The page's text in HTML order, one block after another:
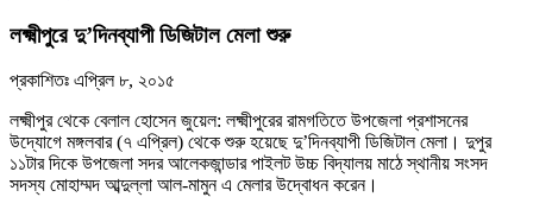
লক্ষ্মীপুরে দু’দিনব্যাপী ডিজিটাল মেলা শুরু
প্রকাশিতঃ এপ্রিল ৮, ২০১৫
লক্ষ্মীপুর থেকে বেলাল হোসেন জুয়েল: লক্ষ্মীপুরের রামগতিতে উপজেলা প্রশাসনের
উদ্যোগে মঙ্গলবার (৭ এপ্রিল) থেকে শুরু হয়েছে দু’দিনব্যাপী ডিজিটাল মেলা। দুপুর
১১টার দিকে উপজেলা সদর আলেকজান্ডার পাইলট উচ্চ বিদ্যালয় মাঠে স্থানীয় সংসদ
সদস্য মোহাম্মদ আব্দুল্লা আল-মামুন এ মেলার উদ্বোধন করেন।